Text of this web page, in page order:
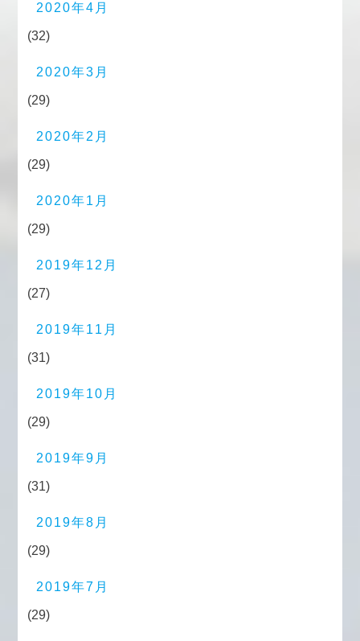
2020年4月
(32)
2020年3月
(29)
2020年2月
(29)
2020年1月
(29)
2019年12月
(27)
2019年11月
(31)
2019年10月
(29)
2019年9月
(31)
2019年8月
(29)
2019年7月
(29)